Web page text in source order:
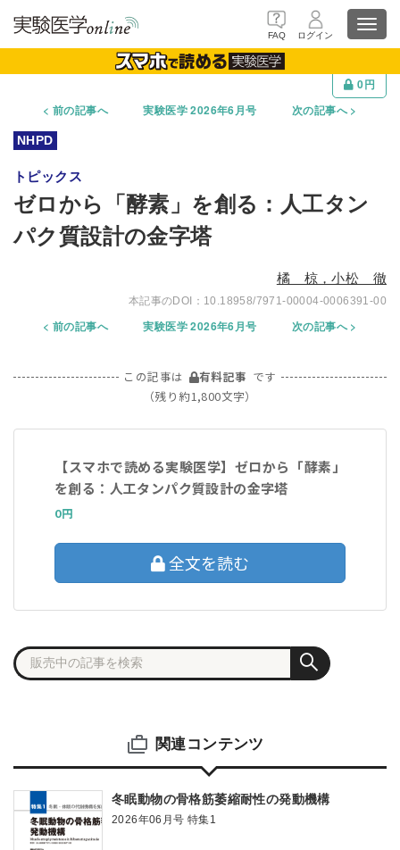
FAQ ログイン
0円
前の記事へ
実験医学 2026年6月号 次の記事へ
トピックス
ゼロから「酵素」を創る：人工タン
パク質設計の金字塔
橘 椋，小松 徹
10.18958/7971-00004-0006391-00
前の記事へ 実験医学 2026年6月号 次の記事へ
この記事は 有料記事 です
（残り約1,800文字）
【スマホで読める実験医学】ゼロから「酵素」
を創る：人工タンパク質設計の金字塔
0円
全文を読む
関連コンテンツ
冬眠動物の骨格筋萎縮耐性の発動機構
2026年06月号 特集1